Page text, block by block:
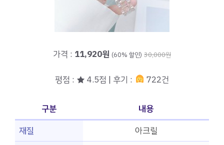
가격 : 11,920원 (60% 할인) 30,000원
평점 : ★ 4.5점 | 후기 : 722건
구분
내용
재질
아크릴